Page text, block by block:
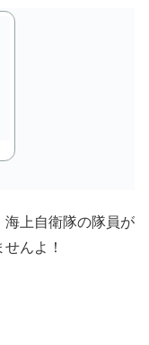
上自衛隊の隊員が
んよ！